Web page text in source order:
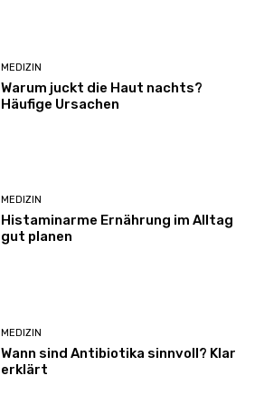
MEDIZIN
Warum juckt die Haut nachts?
Häufige Ursachen
MEDIZIN
Histaminarme Ernährung im Alltag
gut planen
MEDIZIN
Wann sind Antibiotika sinnvoll? Klar
erklärt